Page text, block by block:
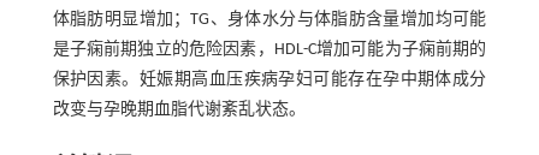
体脂肪明显增加；TG、身体水分与体脂肪含量增加均可能
是子痫前期独立的危险因素，HDL-C增加可能为子痫前期的
保护因素。妊娠期高血压疾病孕妇可能存在孕中期体成分
改变与孕晚期血脂代谢紊乱状态。